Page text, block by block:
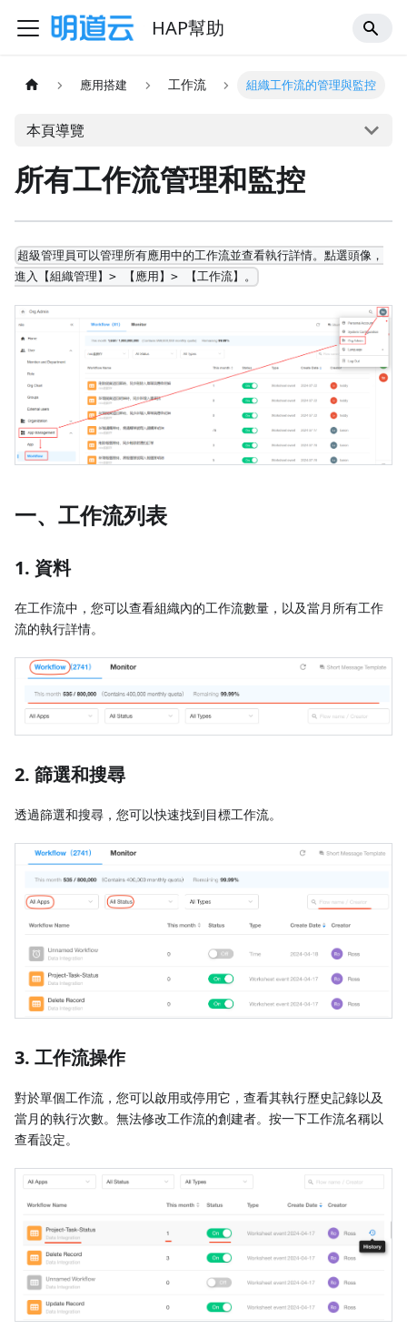
HAP幫助
應用搭建 工作流 組織工作流的管理與監控
本頁導覽
所有工作流管理和監控
超級管理員可以管理所有應用中的工作流並查看執行詳情。點選頭像，
進入【組織管理】> 【應用】> 【工作流】。
一、工作流列表
1. 資料
在工作流中，您可以查看組織內的工作流數量，以及當月所有工作
流的執行詳情。
2. 篩選和搜尋
透過篩選和搜尋，您可以快速找到目標工作流。
3. 工作流操作
對於單個工作流，您可以啟用或停用它，查看其執行歷史記錄以及
當月的執行次數。無法修改工作流的創建者。按一下工作流名稱以
查看設定。